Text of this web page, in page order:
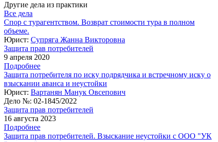
Другие дела из практики
Все дела
Спор с турагентством. Возврат стоимости тура в полном
объеме.
Юрист: Супряга Жанна Викторовна
Защита прав потребителей
9 апреля 2020
Подробнее
Защита потребителя по иску подрядчика и встречному иску о
взыскании аванса и неустойки
Юрист: Вартанян Манук Овсепович
Дело №: 02-1845/2022
Защита прав потребителей
16 августа 2023
Подробнее
Защита прав потребителей. Взыскание неустойки с ООО "УК